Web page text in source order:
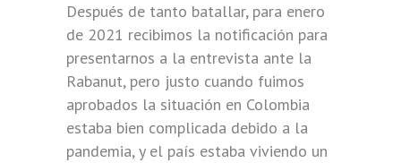
Después de tanto batallar, para enero
de 2021 recibimos la notificación para
presentarnos a la entrevista ante la
Rabanut, pero justo cuando fuimos
aprobados la situación en Colombia
estaba bien complicada debido a la
pandemia, y el país estaba viviendo un